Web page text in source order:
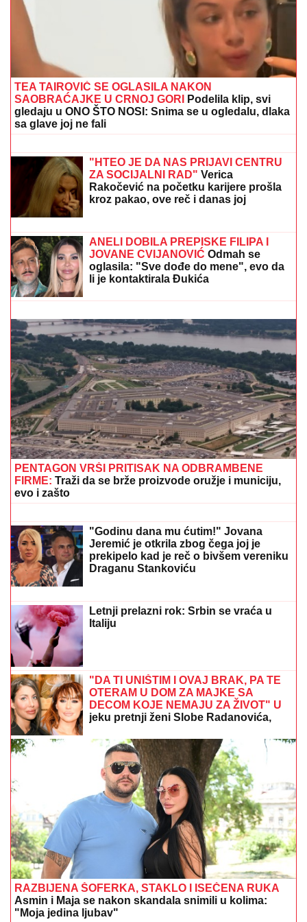
(FOTO) SVI GLEDAJU U SARU JO!
Pevačica i Aleksa
Bjelogrlić ne skidaju osmeh sa lica, a ona jednim
potezom OČARALA SVE
Voditeljki RTS-a TELO CELO U
MIŠIĆIMA, skinula se u bikini i
pokazala RASNE OBLINE Skroz joj
popustile kočnice, slike sa odmora
napravile dar-mar
OŽENIO SE DEJAN KRALJ!Bio na
korak od MONAŠTVA, a onda se desio
SUDBONOSNI PREOKRET - Branka je
njegova PRAVA LJUBAV!
TEA TAIROVIĆ SE OGLASILA NAKON
SAOBRAĆAJKE U CRNOJ GORIPodelila klip, svi
gledaju u ONO ŠTO NOSI: Snima se u ogledalu, dlaka
sa glave joj ne fali
"VARA LJUDE I IZNUĐUJE NOVAC"
Poznati glumac na meni prevare, ukrali
mu identitet, pa traže ljudima pare: "Ne
nasedajte, prijavite"
"HTEO JE DA NAS PRIJAVI CENTRU
kroz pakao, ove reč i danas joj
odzvanjaju u ušima: "Oduzeće vam
decu"
IŠLA NA OPERACIJU ZATEZANJA STOMAKAŽena
našeg pevača se nakon tri porođaja odlučila na
hirurški zahvat: "To mi je jedna od najboljih odluka"
ANELI DOBILA PREPISKE FILIPA I
JOVANE CVIJANOVIĆ Odmah se
oglasila: "Sve dođe do mene", evo da
li je kontaktirala Đukića
"ŽELIM BEBU"Jelena Gavrilović
progovorila o svadbi i renoviranju
kuće: "Išla sam roditeljima da kažem
da odustajem"